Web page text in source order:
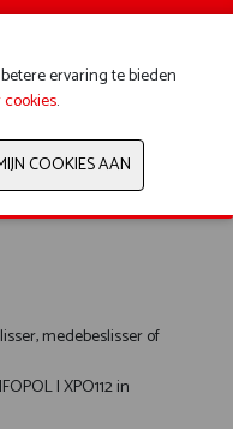
stedelijk)
OP DE BEURSVLOER
medebeslisser of
I XPO112 in
ervaring te bieden
.